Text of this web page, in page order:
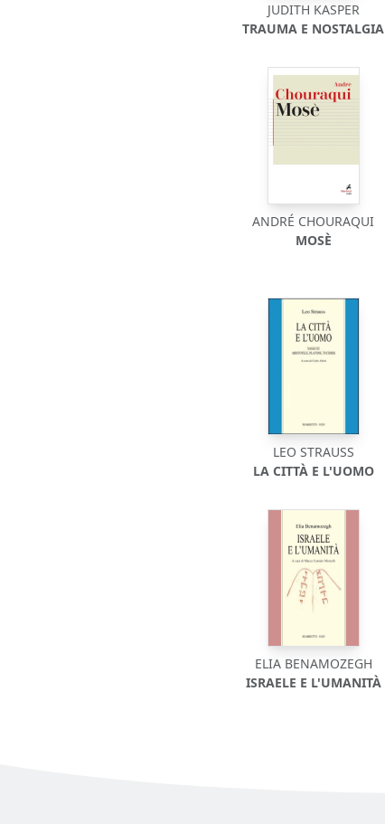
JUDITH KASPER
TRAUMA E NOSTALGIA
ANDRÉ CHOURAQUI
MOSÈ
LEO STRAUSS
LA CITTÀ E L'UOMO
ELIA BENAMOZEGH
ISRAELE E L'UMANITÀ